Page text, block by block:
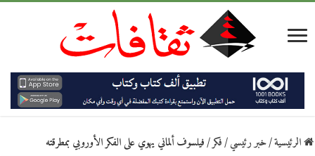
الرئيسية/خبر رئيسي/فكر/فيلسوف ألماني يهوي على الفكر الأوروبي بمطرقته